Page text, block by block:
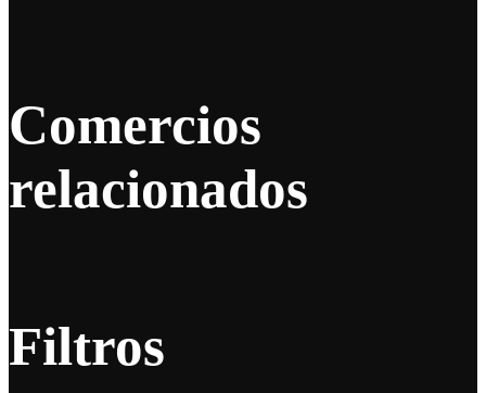
Comercios
relacionados
Filtros